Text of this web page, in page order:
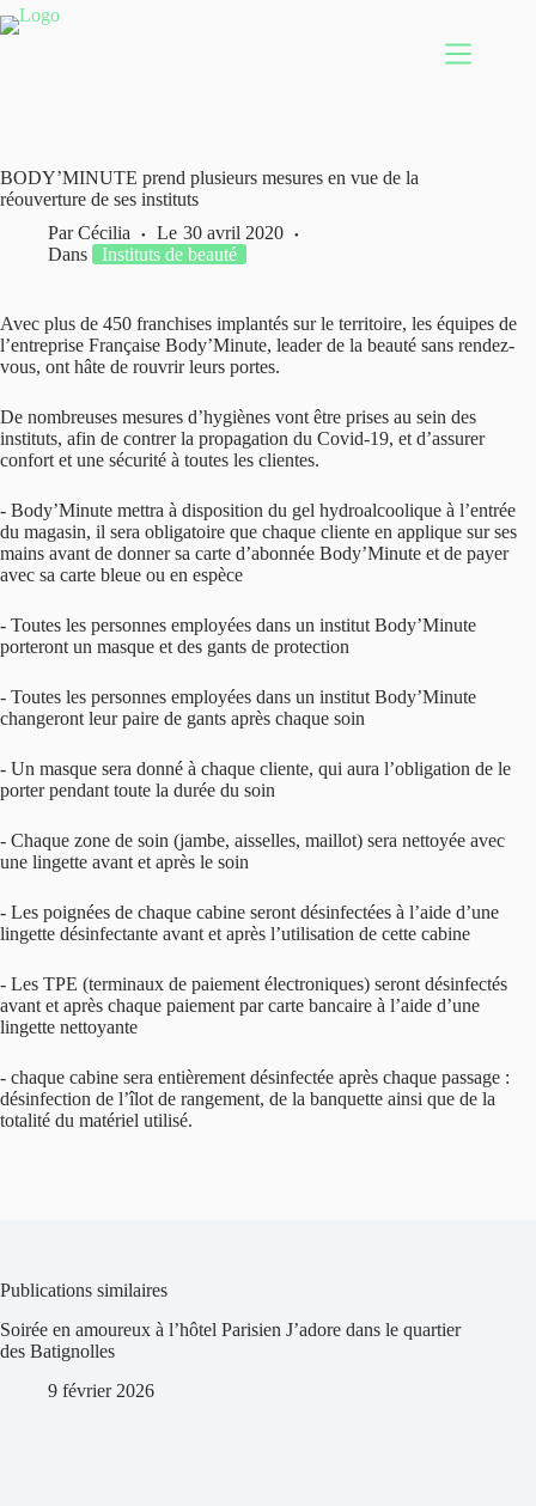
Passer
au
BODY’MINUTE prend plusieurs mesures en vue de la
réouverture de ses instituts
Par Cécilia Le 30 avril 2020
Dans
Instituts de beauté
Avec plus de 450 franchises implantés sur le territoire, les équipes de
l’entreprise Française Body’Minute, leader de la beauté sans rendez-
vous, ont hâte de rouvrir leurs portes.
De nombreuses mesures d’hygiènes vont être prises au sein des
instituts, afin de contrer la propagation du Covid‐19, et d’assurer
confort et une sécurité à toutes les clientes.
‐ Body’Minute mettra à disposition du gel hydroalcoolique à l’entrée
du magasin, il sera obligatoire que chaque cliente en applique sur ses
mains avant de donner sa carte d’abonnée Body’Minute et de payer
avec sa carte bleue ou en espèce
‐ Toutes les personnes employées dans un institut Body’Minute
porteront un masque et des gants de protection
‐ Toutes les personnes employées dans un institut Body’Minute
changeront leur paire de gants après chaque soin
‐ Un masque sera donné à chaque cliente, qui aura l’obligation de le
porter pendant toute la durée du soin
‐ Chaque zone de soin (jambe, aisselles, maillot) sera nettoyée avec
une lingette avant et après le soin
‐ Les poignées de chaque cabine seront désinfectées à l’aide d’une
lingette désinfectante avant et après l’utilisation de cette cabine
‐ Les TPE (terminaux de paiement électroniques) seront désinfectés
avant et après chaque paiement par carte bancaire à l’aide d’une
lingette nettoyante
‐ chaque cabine sera entièrement désinfectée après chaque passage :
désinfection de l’îlot de rangement, de la banquette ainsi que de la
totalité du matériel utilisé.
Publications similaires
Soirée en amoureux à l’hôtel Parisien J’adore dans le quartier
des Batignolles
9 février 2026